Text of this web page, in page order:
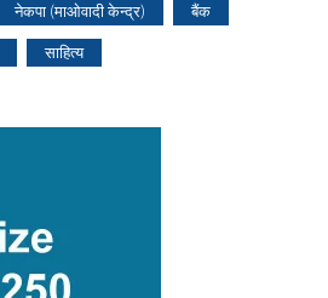
नेकपा (माओवादी केन्द्र) बैंक
साहित्य